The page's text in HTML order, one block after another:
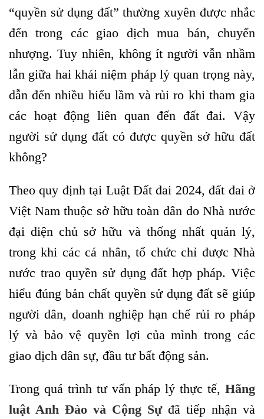
“quyền sử dụng đất” thường xuyên được nhắc
đến trong các giao dịch mua bán, chuyển
nhượng. Tuy nhiên, không ít người vẫn nhầm
lẫn giữa hai khái niệm pháp lý quan trọng này,
dẫn đến nhiều hiểu lầm và rủi ro khi tham gia
các hoạt động liên quan đến đất đai. Vậy
người sử dụng đất có được quyền sở hữu đất
không?
Theo quy định tại Luật Đất đai 2024, đất đai ở
Việt Nam thuộc sở hữu toàn dân do Nhà nước
đại diện chủ sở hữu và thống nhất quản lý,
trong khi các cá nhân, tổ chức chỉ được Nhà
nước trao quyền sử dụng đất hợp pháp. Việc
hiểu đúng bản chất quyền sử dụng đất sẽ giúp
người dân, doanh nghiệp hạn chế rủi ro pháp
lý và bảo vệ quyền lợi của mình trong các
giao dịch dân sự, đầu tư bất động sản.
Trong quá trình tư vấn pháp lý thực tế, Hãng
luật Anh Đào và Cộng Sự đã tiếp nhận và